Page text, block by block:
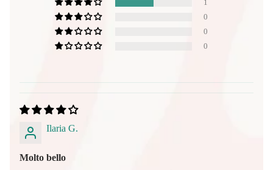
1
0
0
0
Ilaria G.
Molto bello